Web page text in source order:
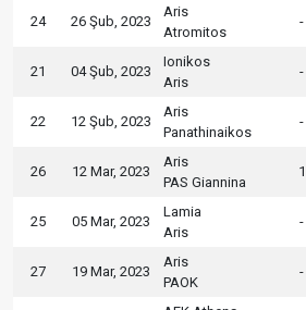
24 26 Şub, 2023
Aris
Atromitos
-
21 04 Şub, 2023
Ionikos
Aris
-
22 12 Şub, 2023
Aris
Panathinaikos
-
26 12 Mar, 2023
Aris
PAS Giannina
1
25 05 Mar, 2023
Lamia
Aris
-
27 19 Mar, 2023
Aris
PAOK
-